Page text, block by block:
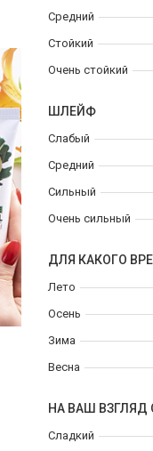
Средний
Стойкий
Очень стойкий
ШЛЕЙФ
Слабый
Средний
Сильный
Очень сильный
ДЛЯ КАКОГО
Лето
Осень
Зима
Весна
НА ВАШ ВЗГЛЯД
Сладкий